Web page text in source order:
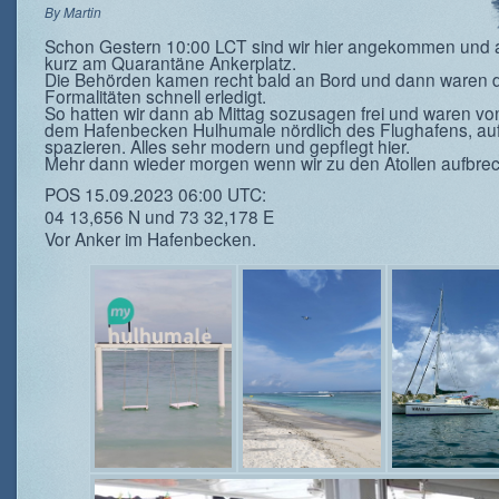
ByMartin
Schon Gestern 10:00 LCT sind wir hier angekommen und
kurz am Quarantäne Ankerplatz.
Die Behörden kamen recht bald an Bord und dann waren
Formalitäten schnell erledigt.
So hatten wir dann ab Mittag sozusagen frei und waren
dem Hafenbecken Hulhumale nördlich des Flughafens,
spazieren. Alles sehr modern und gepflegt hier.
Mehr dann wieder morgen wenn wir zu den Atollen
POS 15.09.2023 06:00 UTC:
04 13,656 N und 73 32,178 E
Vor Anker im Hafenbecken.